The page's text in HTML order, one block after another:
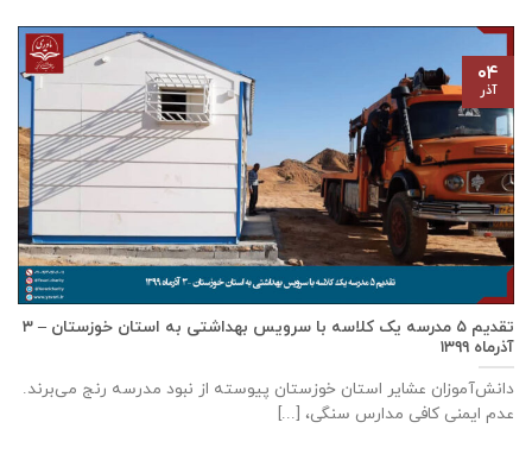
تقدیم ۵ مدرسه یک کلاسه با سرويس بهداشتی به استان خوزستان – ۳
آذر‌ماه ۱۳۹۹
دانش‌آموزان عشایر استان خوزستان پيوسته از نبود مدرسه رنج می‌برند.
عدم ایمنی کافی مدارس سنگی، [...]
۰۴
آذر